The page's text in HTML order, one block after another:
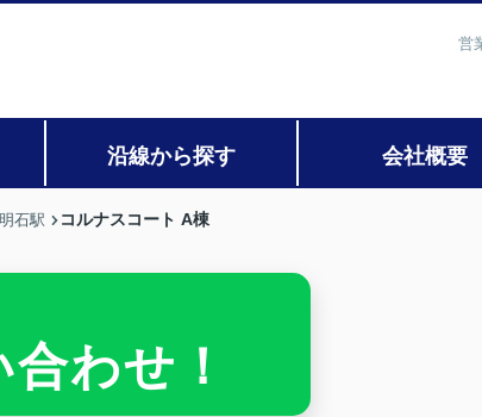
営
沿線から探す 会社概要
石駅 コルナスコート A棟
わせ！